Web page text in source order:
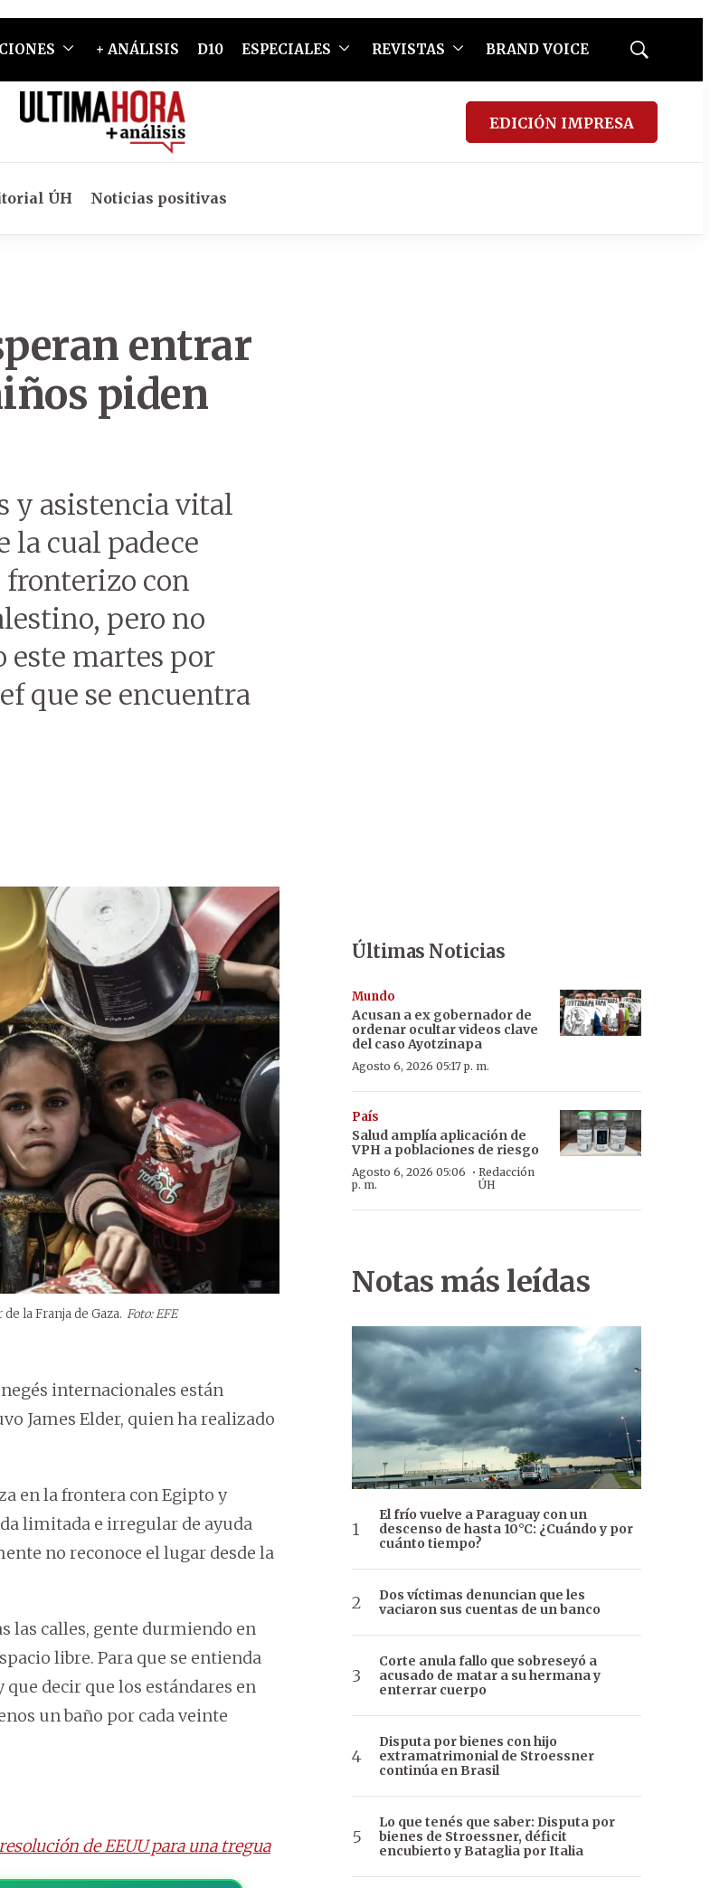
+ ANÁLISIS D10 ESPECIALES REVISTAS BRAND VOICE
Mostrar
EDICIÓN IMPRESA
ÚH Noticias positivas
entrar
piden
y asistencia vital
la cual padece
fronterizo con
pero no
este martes por
que se encuentra
la Franja de Gaza. Foto: EFE
internacionales están
James Elder, quien ha realizado
en la frontera con Egipto y
limitada e irregular de ayuda
no reconoce el lugar desde la
las calles, gente durmiendo en
libre. Para que se entienda
decir que los estándares en
un baño por cada veinte
de EEUU para una tregua
Últimas Noticias
Mundo
Acusan a ex gobernador de
ordenar ocultar videos clave
del caso Ayotzinapa
Agosto 6, 2026 05:17 p. m.
País
Salud amplía aplicación de
VPH a poblaciones de riesgo
Agosto 6, 2026 05:06
p. m.
·Redacción
ÚH
Notas más leídas
El frío vuelve a Paraguay con un
descenso de hasta 10°C: ¿Cuándo y por
cuánto tiempo?
Dos víctimas denuncian que les
vaciaron sus cuentas de un banco
Corte anula fallo que sobreseyó a
acusado de matar a su hermana y
enterrar cuerpo
Disputa por bienes con hijo
extramatrimonial de Stroessner
continúa en Brasil
Lo que tenés que saber: Disputa por
bienes de Stroessner, déficit
encubierto y Bataglia por Italia